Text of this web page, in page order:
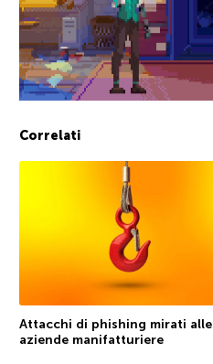
Correlati
Attacchi di phishing mirati alle
aziende manifatturiere